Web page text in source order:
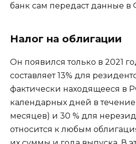
банк сам передаст данные в
Налог на облигации
Он появился только в 2021
составляет 13% для
фактически находящееся в
календарных дней в
месяцев) и 30 % для
относится к любым